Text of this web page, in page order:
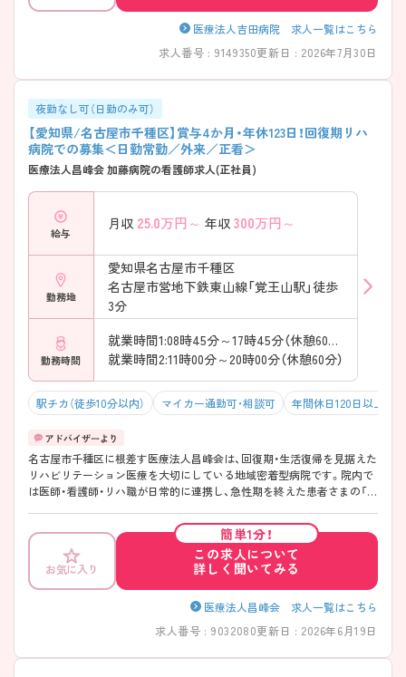
医療法人吉田病院 求人一覧はこちら
求人番号 : 9149350更新日 : 2026年7月30日
夜勤なし可（日勤のみ可）
【愛知県/名古屋市千種区】賞与4か月・年休123日！回復期リハ
病院での募集＜日勤常勤／外来／正看＞
医療法人昌峰会 加藤病院の看護師求人(正社員)
給与
月収 25.0万円～ 年収 300万円～
勤務地
愛知県名古屋市千種区
名古屋市営地下鉄東山線「覚王山駅」徒歩
3分
勤務時間
就業時間1:08時45分～17時45分（休憩60分）
就業時間2:11時00分～20時00分（休憩60分）
駅チカ（徒歩10分以内） マイカー通勤可・相談可 年間休日120日以上
名古屋市千種区に根差す医療法人昌峰会は、回復期・生活復帰を見据えた
リハビリテーション医療を大切にしている地域密着型病院です。院内で
は医師・看護師・リハ職が日常的に連携し、急性期を終えた患者さまの「こ
スとも役割分担しながら、無理のない形で医療に取り組める環境になっ
ているのも特徴です。年間休日120日以上、残業少めなど、生活リズムを
大切にしながら働ける点も魅力です。経験年数に関わらず段階的に学べ
る教育の体制が整っており、新卒者のほかに中途入社の方にもサポート
ナースがついてくださるので、安心して長く続けることができる法人で
ています。 ・入職後すぐに3日間の有給休暇付与/リフレッシュ休暇2日あ
り ・「年間休日120日以上」で、計画的にお休みを確保 ・残業は少なめで、
お気に入り
簡単1分！
この求人について
詳しく聞いてみる
医療法人昌峰会 求人一覧はこちら
求人番号 : 9032080更新日 : 2026年6月19日